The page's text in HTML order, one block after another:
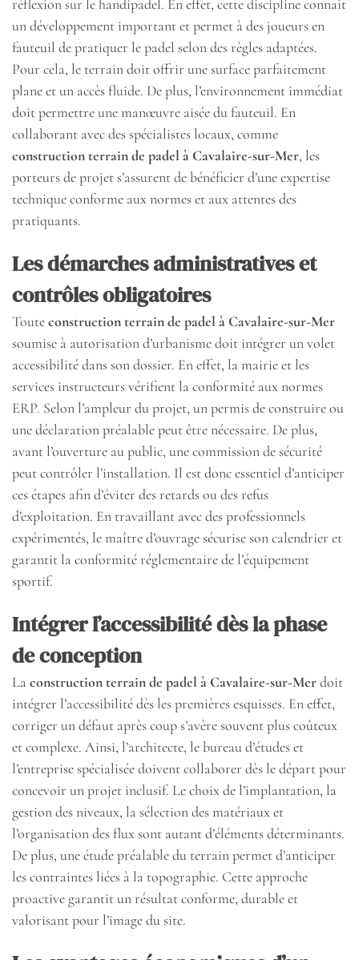
réflexion sur le handipadel. En effet, cette discipline connaît
un développement important et permet à des joueurs en
fauteuil de pratiquer le padel selon des règles adaptées.
Pour cela, le terrain doit offrir une surface parfaitement
plane et un accès fluide. De plus, l’environnement immédiat
doit permettre une manœuvre aisée du fauteuil. En
collaborant avec des spécialistes locaux, comme
construction terrain de padel à Cavalaire-sur-Mer, les
porteurs de projet s’assurent de bénéficier d’une expertise
technique conforme aux normes et aux attentes des
pratiquants.
Les démarches administratives et
contrôles obligatoires
Touteconstruction terrain de padel à Cavalaire-sur-Mer
soumise à autorisation d’urbanisme doit intégrer un volet
accessibilité dans son dossier. En effet, la mairie et les
services instructeurs vérifient la conformité aux normes
ERP. Selon l’ampleur du projet, un permis de construire ou
une déclaration préalable peut être nécessaire. De plus,
avant l’ouverture au public, une commission de sécurité
peut contrôler l’installation. Il est donc essentiel d’anticiper
ces étapes afin d’éviter des retards ou des refus
d’exploitation. En travaillant avec des professionnels
expérimentés, le maître d’ouvrage sécurise son calendrier et
garantit la conformité réglementaire de l’équipement
sportif.
Intégrer l’accessibilité dès la phase
de conception
Laconstruction terrain de padel à Cavalaire-sur-Merdoit
intégrer l’accessibilité dès les premières esquisses. En effet,
corriger un défaut après coup s’avère souvent plus coûteux
et complexe. Ainsi, l’architecte, le bureau d’études et
l’entreprise spécialisée doivent collaborer dès le départ pour
concevoir un projet inclusif. Le choix de l’implantation, la
gestion des niveaux, la sélection des matériaux et
l’organisation des flux sont autant d’éléments déterminants.
De plus, une étude préalable du terrain permet d’anticiper
les contraintes liées à la topographie. Cette approche
proactive garantit un résultat conforme, durable et
valorisant pour l’image du site.